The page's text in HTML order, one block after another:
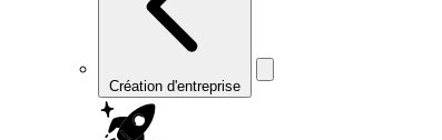
Création d'entreprise